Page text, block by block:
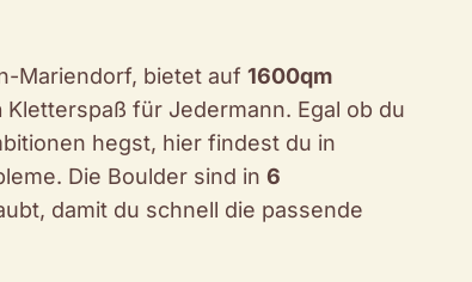
Mariendorf, bietet auf 1600qm
Kletterspaß für Jedermann. Egal ob du
hegst, hier findest du in
Die Boulder sind in 6
damit du schnell die passende